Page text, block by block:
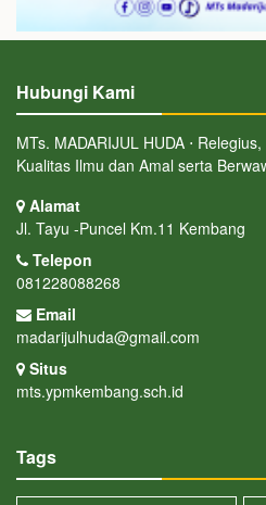
Hubungi Kami
MTs. MADARIJUL HUDA ⋅
Kualitas Ilmu dan Amal serta
Alamat
Jl. Tayu -Puncel Km.11 Kembang
Telepon
081228088268
Email
madarijulhuda@gmail.com
Situs
mts.ypmkembang.sch.id
Tags